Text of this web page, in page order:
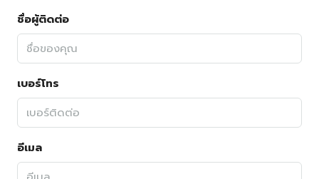
ชื่อผู้ติดต่อ
เบอร์โทร
อีเมล